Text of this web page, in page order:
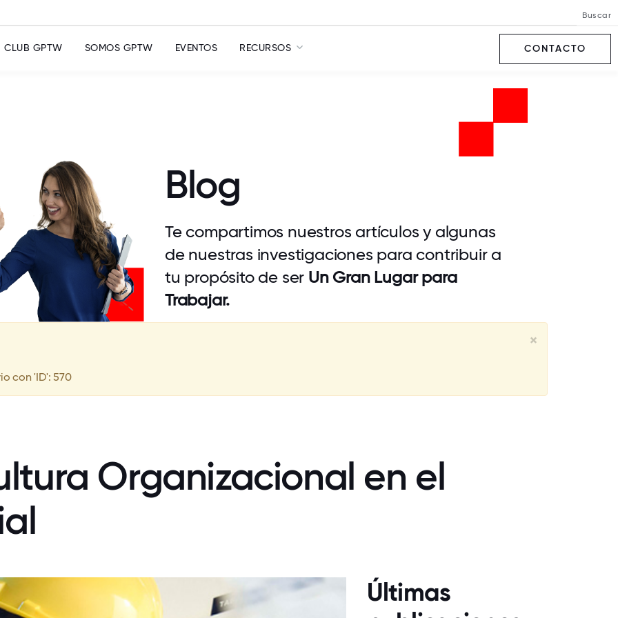
Buscar
CLUB GPTW SOMOS GPTW EVENTOS RECURSOS CONTACTO
Blog
Te compartimos nuestros artículos y algunas
de nuestras investigaciones para contribuir a
tu propósito de ser Un Gran Lugar para
Trabajar.
×
con 'ID': 570
Organizacional en el
Últimas